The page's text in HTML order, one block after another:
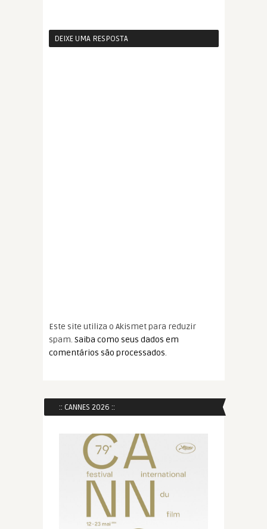
DEIXE UMA RESPOSTA
Este site utiliza o Akismet para reduzir
spam. Saiba como seus dados em
comentários são processados.
:: CANNES 2026 ::